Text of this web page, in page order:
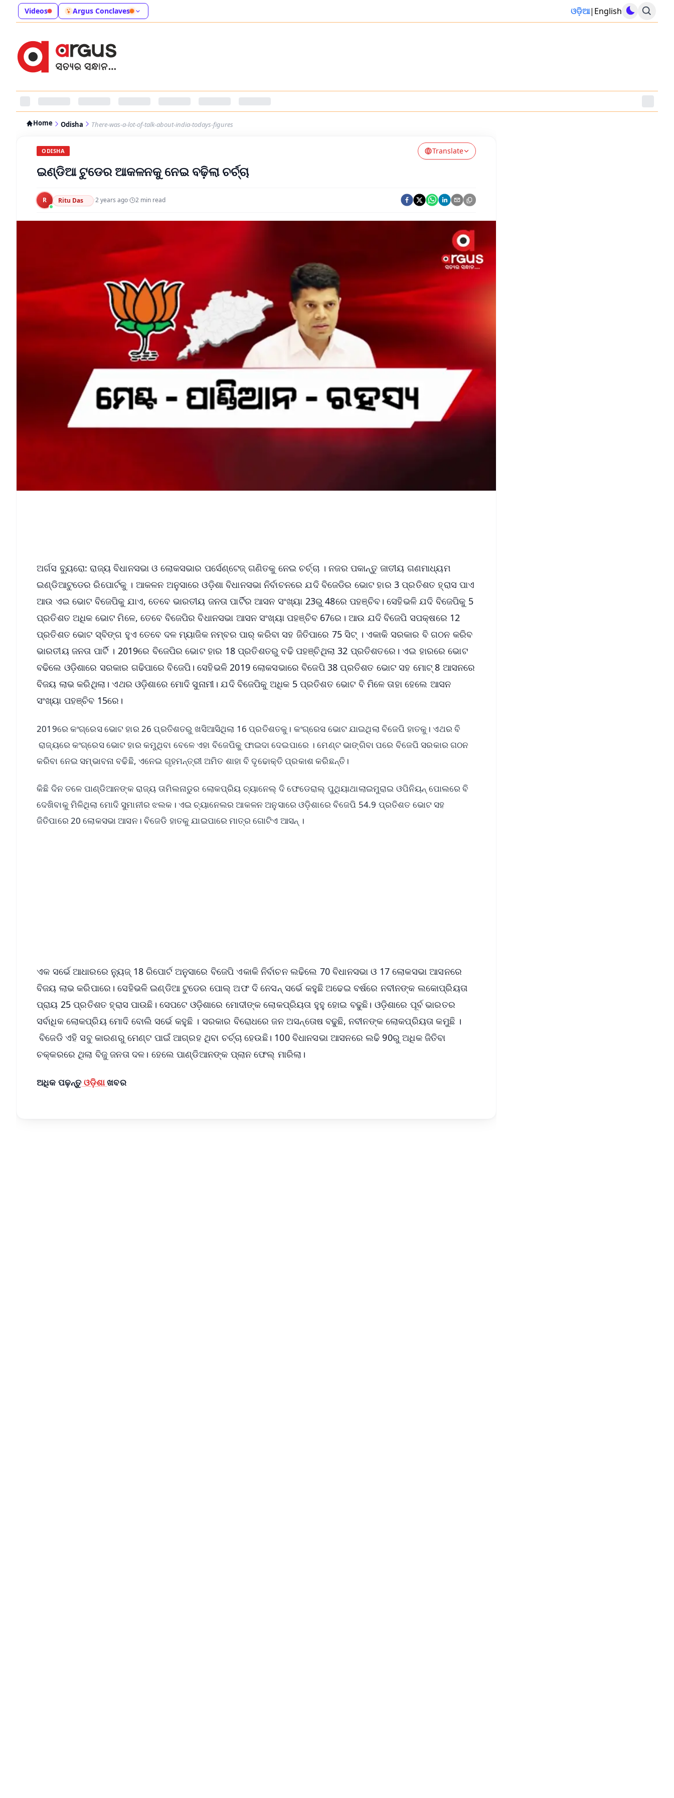
Videos Argus Conclaves ଓଡ଼ିଆ| English
Home Odisha There-was-a-lot-of-talk-about-india-todays-figures
ODISHA Translate
ଇଣ୍ଡିଆ ଟୁଡେର ଆକଳନକୁ ନେଇ ବଢ଼ିଲା ଚର୍ଚ୍ଚା
R Ritu Das ·2 years ago· 2 min read
ଅର୍ଗସ ବ୍ୟୁରୋ: ରାଜ୍ୟ ବିଧାନସଭା ଓ ଲୋକସଭାର ପର୍ସେଣ୍ଟେଜ୍ ଗଣିତକୁ ନେଇ ଚର୍ଚ୍ଚା । ନଜର ପକାନ୍ତୁ ଜାତୀୟ ଗଣମାଧ୍ୟମ
ଇଣ୍ଡିଆଟୁଡେର ରିପୋର୍ଟକୁ । ଆକଳନ ଅନୁସାରେ ଓଡ଼ିଶା ବିଧାନସଭା ନିର୍ବାଚନରେ ଯଦି ବିଜେଡିର ଭୋଟ ହାର 3 ପ୍ରତିଶତ ହ୍ରାସ ପାଏ
ଆଉ ଏଇ ଭୋଟ ବିଜେପିକୁ ଯାଏ, ତେବେ ଭାରତୀୟ ଜନତା ପାର୍ଟିର ଆସନ ସଂଖ୍ୟା 23ରୁ 48ରେ ପହଞ୍ଚିବ। ସେହିଭଳି ଯଦି ବିଜେପିକୁ 5
ପ୍ରତିଶତ ଅଧିକ ଭୋଟ ମିଳେ, ତେବେ ବିଜେପିର ବିଧାନସଭା ଆସନ ସଂଖ୍ୟା ପହଞ୍ଚିବ 67ରେ। ଆଉ ଯଦି ବିଜେପି ସପକ୍ଷରେ 12
ପ୍ରତିଶତ ଭୋଟ ସ୍ବିଙ୍ଗ ହୁଏ ତେବେ ଦଳ ମ୍ୟାଜିକ ନମ୍ବର ପାର୍ କରିବା ସହ ଜିତିପାରେ 75 ସିଟ୍ । ଏକାକି ସରକାର ବି ଗଠନ କରିବ
ଭାରତୀୟ ଜନତା ପାର୍ଟି । 2019ରେ ବିଜେପିର ଭୋଟ ହାର 18 ପ୍ରତିଶତରୁ ବଢି ପହଞ୍ଚିଥିଲା 32 ପ୍ରତିଶତରେ। ଏଇ ହାରରେ ଭୋଟ
ବଢିଲେ ଓଡ଼ିଶାରେ ସରକାର ଗଢିପାରେ ବିଜେପି। ସେହିଭଳି 2019 ଲୋକସଭାରେ ବିଜେପି 38 ପ୍ରତିଶତ ଭୋଟ ସହ ମୋଟ୍ 8 ଆସନରେ
ବିଜୟ ଲାଭ କରିଥିଲା। ଏଥର ଓଡ଼ିଶାରେ ମୋଦି ସୁନାମୀ। ଯଦି ବିଜେପିକୁ ଅଧିକ 5 ପ୍ରତିଶତ ଭୋଟ ବି ମିଳେ ତାହା ହେଲେ ଆସନ
ସଂଖ୍ୟା ପହଞ୍ଚିବ 15ରେ।
2019ରେ କଂଗ୍ରେସ ଭୋଟ ହାର 26 ପ୍ରତିଶତରୁ ଖସିଆସିଥିଲା 16 ପ୍ରତିଶତକୁ। କଂଗ୍ରେସ ଭୋଟ ଯାଇଥିଲା ବିଜେପି ହାତକୁ। ଏଥର ବି
ରାଜ୍ୟରେ କଂଗ୍ରେସ ଭୋଟ ହାର କମୁଥିବା ବେଳେ ଏହା ବିଜେପିକୁ ଫାଇଦା ଦେଇପାରେ । ମେଣ୍ଟ ଭାଙ୍ଗିବା ପରେ ବିଜେପି ସରକାର ଗଠନ
କରିବା ନେଇ ସମ୍ଭାବନା ବଢିଛି, ଏନେଇ ଗୃହମନ୍ତ୍ରୀ ଅମିତ ଶାହା ବି ଦୃଢୋକ୍ତି ପ୍ରକାଶ କରିଛନ୍ତି।
କିଛି ଦିନ ତଳେ ପାଣ୍ଡିଆନଙ୍କ ରାଜ୍ୟ ତାମିଲନାଡୁର ଲୋକପ୍ରିୟ ଚ୍ୟାନେଲ୍ ଦି ଫେଡେରାଲ୍ ପୁଥିୟାଥାଲାଇମୁରାଇ ଓପିନିୟନ୍ ପୋଲରେ ବି
ଦେଖିବାକୁ ମିଳିଥିଲା ମୋଦି ସୁମାନୀର ଝଲକ। ଏଇ ଚ୍ୟାନେଲର ଆକଳନ ଅନୁସାରେ ଓଡ଼ିଶାରେ ବିଜେପି 54.9 ପ୍ରତିଶତ ଭୋଟ ସହ
ଜିତିପାରେ 20 ଲୋକସଭା ଆସନ। ବିଜେଡି ହାତକୁ ଯାଇପାରେ ମାତ୍ର ଗୋଟିଏ ଆସନ୍ ।
ଏକ ସର୍ଭେ ଆଧାରରେ ନ୍ୟୁଜ୍ 18 ରିପୋର୍ଟ ଅନୁସାରେ ବିଜେପି ଏକାକି ନିର୍ବାଚନ ଲଢିଲେ 70 ବିଧାନସଭା ଓ 17 ଲୋକସଭା ଆସନରେ
ବିଜୟ ଲାଭ କରିପାରେ। ସେହିଭଳି ଇଣ୍ଡିଆ ଟୁଡେର ପୋଲ୍ ଅଫ ଦି ନେସନ୍ ସର୍ଭେ କହୁଛି ଅଢେଇ ବର୍ଷରେ ନବୀନଙ୍କ ଲକୋପ୍ରିୟତା
ପ୍ରାୟ 25 ପ୍ରତିଶତ ହ୍ରାସ ପାଉଛି। ସେପଟେ ଓଡ଼ିଶାରେ ମୋଦୀଙ୍କ ଲୋକପ୍ରିୟତା ହୁହୁ ହୋଇ ବଢୁଛି। ଓଡ଼ିଶାରେ ପୂର୍ବ ଭାରତର
ସର୍ବାଧିକ ଲୋକପ୍ରିୟ ମୋଦି ବୋଲି ସର୍ଭେ କହୁଛି । ସରକାର ବିରୋଧରେ ଜନ ଅସନ୍ତୋଷ ବଢୁଛି, ନବୀନଙ୍କ ଲୋକପ୍ରିୟତା କମୁଛି ।
ବିଜେଡି ଏହି ସବୁ କାରଣରୁ ମେଣ୍ଟ ପାଇଁ ଆଗ୍ରହ ଥିବା ଚର୍ଚ୍ଚା ହେଉଛି। 100 ବିଧାନସଭା ଆସନରେ ଲଢି 90ରୁ ଅଧିକ ଜିତିବା
ଚକ୍କରରେ ଥିଲା ବିଜୁ ଜନତା ଦଳ। ହେଲେ ପାଣ୍ଡିଆନଙ୍କ ପ୍ଲାନ ଫେଲ୍ ମାରିଲା।
ଅଧିକ ପଢ଼ନ୍ତୁ ଓଡ଼ିଶାଖବର